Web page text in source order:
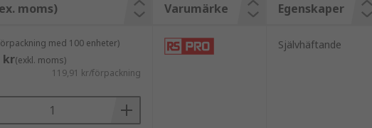
moms) Varumärke Egenskaper
med 100 enheter)
kr(exkl. moms)
119,91 kr/förpackning
Självhäftande